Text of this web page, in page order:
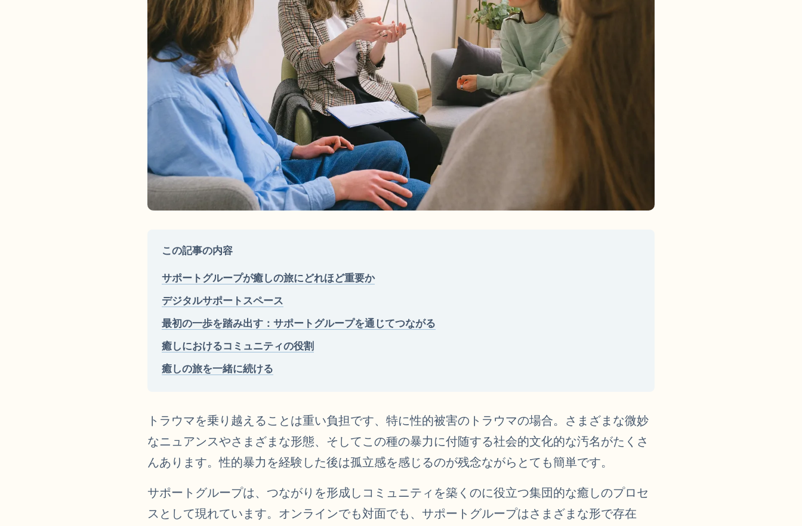
この記事の内容
サポートグループが癒しの旅にどれほど重要か
デジタルサポートスペース
最初の一歩を踏み出す：サポートグループを通じてつながる
癒しにおけるコミュニティの役割
癒しの旅を一緒に続ける
トラウマを乗り越えることは重い負担です、特に性的被害のトラウマの場合。さまざまな微妙
なニュアンスやさまざまな形態、そしてこの種の暴力に付随する社会的文化的な汚名がたくさ
んあります。性的暴力を経験した後は孤立感を感じるのが残念ながらとても簡単です。
サポートグループは、つながりを形成しコミュニティを築くのに役立つ集団的な癒しのプロセ
スとして現れています。オンラインでも対面でも、サポートグループはさまざまな形で存在